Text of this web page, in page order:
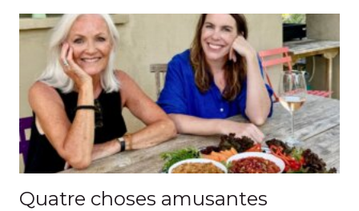
Quatre choses amusantes